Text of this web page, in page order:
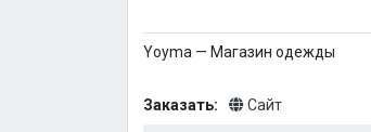
Yoyma — Магазин одежды
Заказать: Сайт